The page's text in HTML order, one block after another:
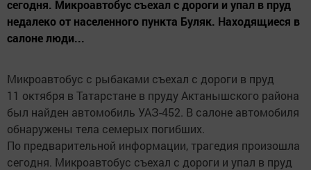
сегодня. Микроавтобус съехал с дороги и упал в пруд
недалеко от населенного пункта Буляк. Находящиеся в
салоне люди...
Микроавтобус с рыбаками съехал с дороги в пруд
11 октября в Татарстане в пруду Актанышского района
был найден автомобиль УАЗ-452. В салоне автомобиля
обнаружены тела семерых погибших.
По предварительной информации, трагедия произошла
сегодня. Микроавтобус съехал с дороги и упал в пруд